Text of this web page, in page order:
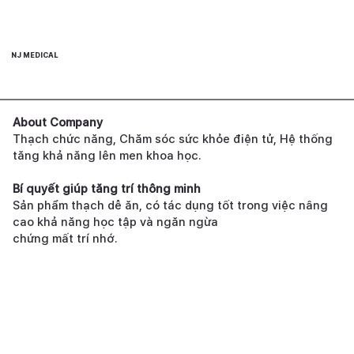
NJ MEDICAL
About Company
Thạch chức năng, Chăm sóc sức khỏe điện tử, Hệ thống
tăng khả năng lên men khoa học.
Bí quyết giúp tăng trí thông minh
Sản phẩm thạch dễ ăn, có tác dụng tốt trong việc nâng
cao khả năng học tập và ngăn ngừa
chứng mất trí nhớ.